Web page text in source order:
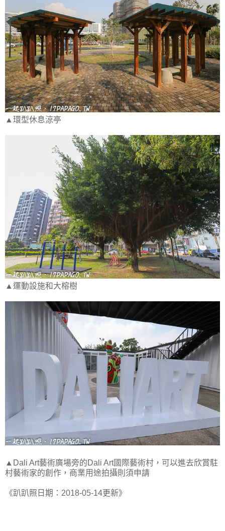
▲環型休息涼亭
▲運動設施和大榕樹
▲Dali Art藝術廣場旁的Dali Art國際藝術村，可以進去欣賞駐
村藝術家的創作，商業用途拍攝則須申請
《趴趴照日期：2018-05-14更新》